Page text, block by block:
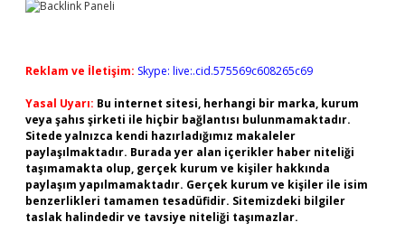
Reklam ve İletişim: Skype: live:.cid.575569c608265c69
Yasal Uyarı: Bu internet sitesi, herhangi bir marka, kurum
veya şahıs şirketi ile hiçbir bağlantısı bulunmamaktadır.
Sitede yalnızca kendi hazırladığımız makaleler
paylaşılmaktadır. Burada yer alan içerikler haber niteliği
taşımamakta olup, gerçek kurum ve kişiler hakkında
paylaşım yapılmamaktadır. Gerçek kurum ve kişiler ile isim
benzerlikleri tamamen tesadüfidir. Sitemizdeki bilgiler
taslak halindedir ve tavsiye niteliği taşımazlar.